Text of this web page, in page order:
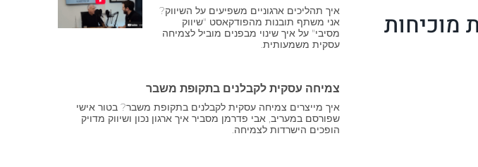
מוכיחות
איך תהליכים ארגוניים משפיעים על השיווק?
אני משתף תובנות מהפודקאסט "שיווק
מסיבי" על איך שינוי מבפנים מוביל לצמיחה
עסקית משמעותית.
צמיחה עסקית לקבלנים בתקופת משבר
איך מייצרים צמיחה עסקית לקבלנים בתקופת משבר? בטור אישי
שפורסם במעריב, אבי פדרמן מסביר איך ארגון נכון ושיווק מדויק
הופכים הישרדות לצמיחה.